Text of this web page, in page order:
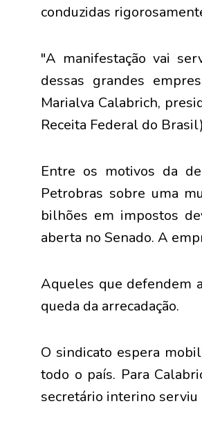
conduzidas
"A manifestação vai
dessas grandes
Marialva Calabrich,
Receita Federal do
Entre os motivos da
Petrobras sobre uma
bilhões em impostos
aberta no Senado. A
Aqueles que defendem
queda da arrecadação.
O sindicato espera
todo o país. Para
secretário interino serviu